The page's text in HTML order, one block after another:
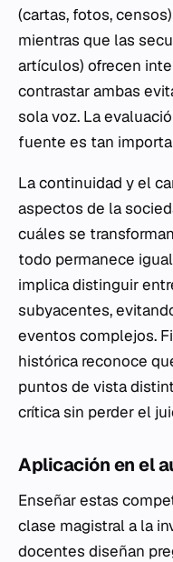
(cartas, fotos,
mientras que las
artículos) ofrecen
contrastar ambas
sola voz. La
fuente es tan
La continuidad y el
aspectos de la
cuáles se
todo permanece
implica distinguir
subyacentes,
eventos complejos.
histórica reconoce
puntos de vista
crítica sin perder el
Aplicación en el
Enseñar estas
clase magistral a la
docentes diseñan